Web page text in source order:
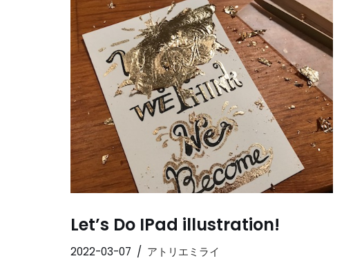
Let’s Do IPad illustration!
2022-03-07 アトリエミライ